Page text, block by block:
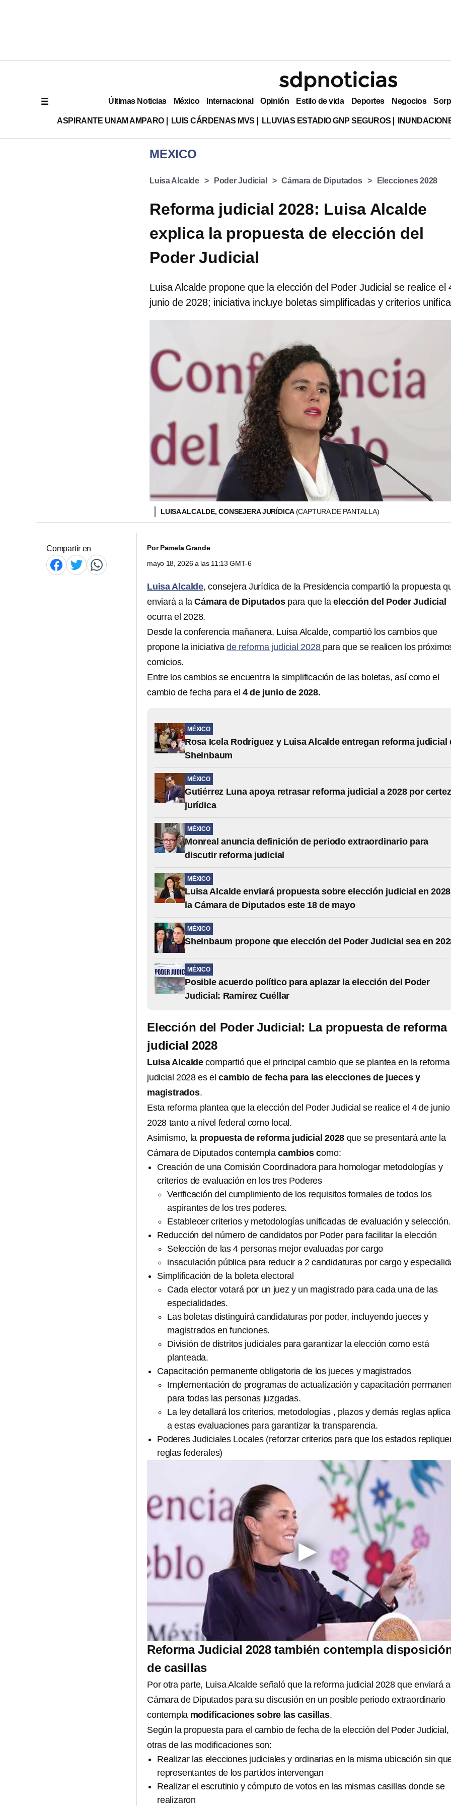
Últimas Noticias México Internacional Opinión Estilo de vida Deportes Negocios
ASPIRANTE UNAM AMPARO LUIS CÁRDENAS MVS LLUVIAS ESTADIO GNP SEGUROS
MÉXICO
Luisa Alcalde Poder Judicial Cámara de Diputados Elecciones 2028
Reforma judicial 2028: Luisa Alcalde
explica la propuesta de elección del
Poder Judicial
Luisa Alcalde propone que la elección del Poder Judicial se realice el
junio de 2028; iniciativa incluye boletas simplificadas y criterios
LUISA ALCALDE, CONSEJERA JURÍDICA(CAPTURA DE PANTALLA)
Compartir en PorPamela Grande
mayo 18, 2026 a las 11:13 GMT-6
Luisa Alcalde, consejera Jurídica de la Presidencia compartió la propuesta
enviará a laCámara de Diputadospara que la elección del Poder Judicial
ocurra el 2028.
Desde la conferencia mañanera, Luisa Alcalde, compartió los cambios que
propone la iniciativade reforma judicial 2028 para que se realicen los
comicios.
Entre los cambios se encuentra la simplificación de las boletas, así como el
cambio de fecha para el 4 de junio de 2028.
MÉXICO
Rosa Icela Rodríguez y Luisa Alcalde entregan reforma judicial
Sheinbaum
MÉXICO
Gutiérrez Luna apoya retrasar reforma judicial a 2028 por
jurídica
MÉXICO
Monreal anuncia definición de periodo extraordinario para
discutir reforma judicial
MÉXICO
Luisa Alcalde enviará propuesta sobre elección judicial en
la Cámara de Diputados este 18 de mayo
MÉXICO
Sheinbaum propone que elección del Poder Judicial sea en
MÉXICO
Posible acuerdo político para aplazar la elección del Poder
Judicial: Ramírez Cuéllar
Elección del Poder Judicial: La propuesta de reforma
judicial 2028
Luisa Alcaldecompartió que el principal cambio que se plantea en la reforma
judicial 2028 es elcambio de fecha para las elecciones de jueces y
magistrados.
Esta reforma plantea que la elección del Poder Judicial se realice el 4 de junio
2028 tanto a nivel federal como local.
Asimismo, la propuesta de reforma judicial 2028 que se presentará ante la
Cámara de Diputados contemplacambios como:
Creación de una Comisión Coordinadora para homologar metodologías y
criterios de evaluación en los tres Poderes
Verificación del cumplimiento de los requisitos formales de todos los
aspirantes de los tres poderes.
Establecer criterios y metodologías unificadas de evaluación y selección.
Reducción del número de candidatos por Poder para facilitar la elección
Selección de las 4 personas mejor evaluadas por cargo
insaculación pública para reducir a 2 candidaturas por cargo y
Simplificación de la boleta electoral
Cada elector votará por un juez y un magistrado para cada una de las
especialidades.
Las boletas distinguirá candidaturas por poder, incluyendo jueces y
magistrados en funciones.
División de distritos judiciales para garantizar la elección como está
planteada.
Capacitación permanente obligatoria de los jueces y magistrados
Implementación de programas de actualización y capacitación
para todas las personas juzgadas.
La ley detallará los criterios, metodologías , plazos y demás reglas
a estas evaluaciones para garantizar la transparencia.
Poderes Judiciales Locales (reforzar criterios para que los estados
reglas federales)
Reforma Judicial 2028 también contempla
de casillas
Por otra parte, Luisa Alcalde señaló que la reforma judicial 2028 que enviará
Cámara de Diputados para su discusión en un posible periodo extraordinario
contempla modificaciones sobre las casillas.
Según la propuesta para el cambio de fecha de la elección del Poder Judicial,
otras de las modificaciones son:
Realizar las elecciones judiciales y ordinarias en la misma ubicación sin
representantes de los partidos intervengan
Realizar el escrutinio y cómputo de votos en las mismas casillas donde se
realizaron